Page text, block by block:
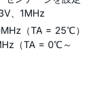
、1MHz
（TA = 25℃）
（TA = 0℃～